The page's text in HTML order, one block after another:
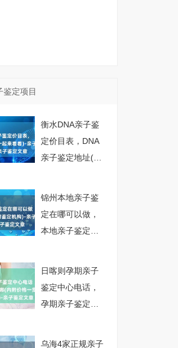
鉴定项目
衡水DNA亲子鉴
定价目表，DNA
亲子鉴定地址(大
锦州本地亲子鉴
定在哪可以做，
本地亲子鉴定在
日喀则孕期亲子
鉴定中心电话，
孕期亲子鉴定机
乌海4家正规亲子